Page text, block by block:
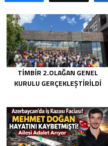
TİMBİR 2.OLAĞAN GENEL
KURULU GERÇEKLEŞTIRILDI